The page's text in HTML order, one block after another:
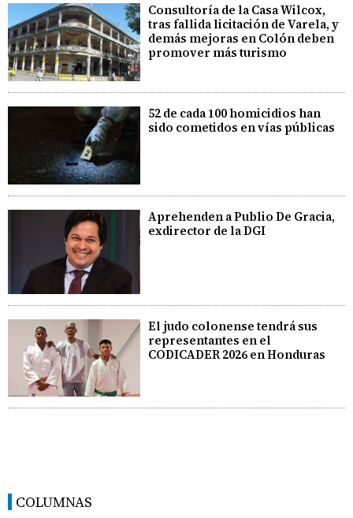
Consultoría de la Casa Wilcox,
tras fallida licitación de Varela, y
demás mejoras en Colón deben
promover más turismo
52 de cada 100 homicidios han
sido cometidos en vías públicas
Aprehenden a Publio De Gracia,
exdirector de la DGI
El judo colonense tendrá sus
representantes en el
CODICADER 2026 en Honduras
COLUMNAS